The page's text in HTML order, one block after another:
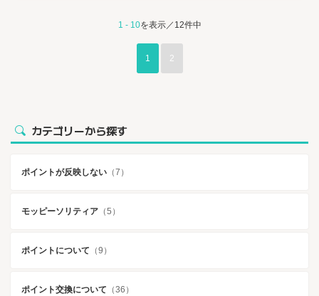
1 - 10を表示／12件中
1 2
カテゴリーから探す
ポイントが反映しない （7）
モッピーソリティア （5）
ポイントについて （9）
ポイント交換について （36）